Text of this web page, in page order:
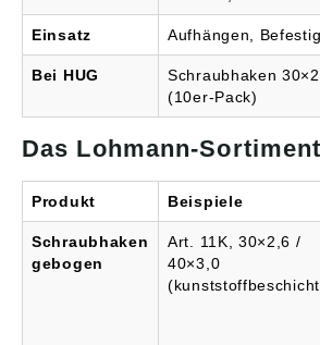
Einsatz Aufhängen,
Bei HUG
Schraubhaken
(10er-Pack)
Das Lohmann-
Produkt Beispiele
Schraubhaken
gebogen
Art. 11K, 30×2,6 /
40×3,0